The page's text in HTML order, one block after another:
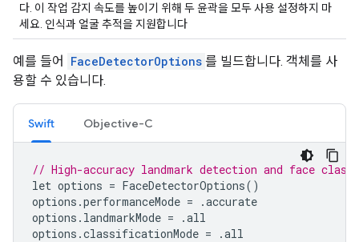
다. 이 작업 감지 속도를 높이기 위해 두 윤곽을 모두 사용 설정하지 마
세요. 인식과 얼굴 추적을 지원합니다
예를 들어 FaceDetectorOptions 를 빌드합니다. 객체를 사
용할 수 있습니다.
Swift Objective-C
// High-accuracy landmark detection and face
let options = FaceDetectorOptions()
options .performanceMode = .accurate
options . landmarkMode = .all
options .classificationMode = .all